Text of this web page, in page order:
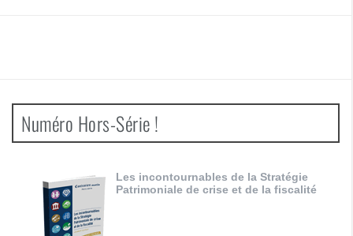
Numéro Hors-Série !
Les incontournables de la Stratégie
Patrimoniale de crise et de la fiscalité